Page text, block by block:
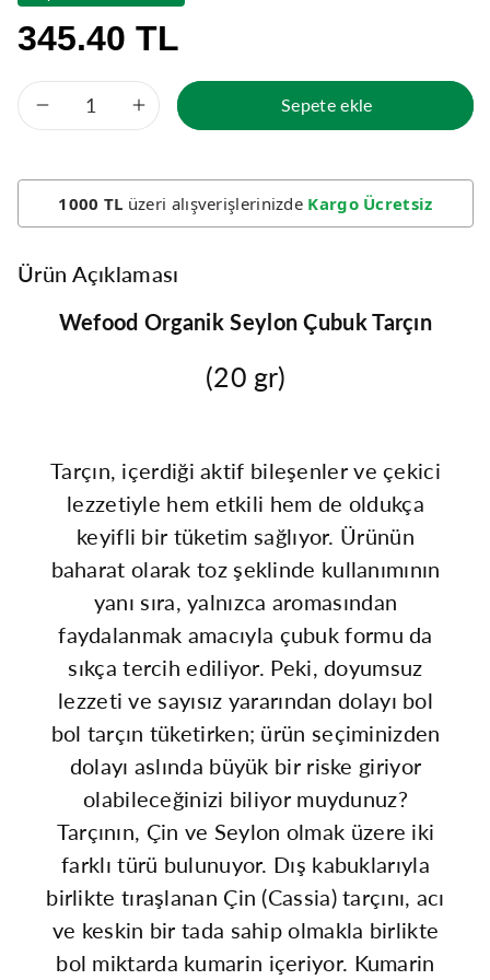
345.40 TL
Wefood
Organik
Seylon
Tarçın
Çubuk
için
adedi
azaltın
Wefood
Organik
Seylon
Tarçın
Çubuk
için
adedi
artırın
Sepete ekle
1000 TL üzeri alışverişlerinizde Kargo Ücretsiz
Ürün Açıklaması
Wefood Organik Seylon Çubuk Tarçın
(20 gr)
Tarçın, içerdiği aktif bileşenler ve çekici
lezzetiyle hem etkili hem de oldukça
keyifli bir tüketim sağlıyor. Ürünün
baharat olarak toz şeklinde kullanımının
yanı sıra, yalnızca aromasından
faydalanmak amacıyla çubuk formu da
sıkça tercih ediliyor. Peki, doyumsuz
lezzeti ve sayısız yararından dolayı bol
bol tarçın tüketirken; ürün seçiminizden
dolayı aslında büyük bir riske giriyor
olabileceğinizi biliyor muydunuz?
Tarçının, Çin ve Seylon olmak üzere iki
farklı türü bulunuyor. Dış kabuklarıyla
birlikte tıraşlanan Çin (Cassia) tarçını, acı
ve keskin bir tada sahip olmakla birlikte
bol miktarda kumarin içeriyor. Kumarin